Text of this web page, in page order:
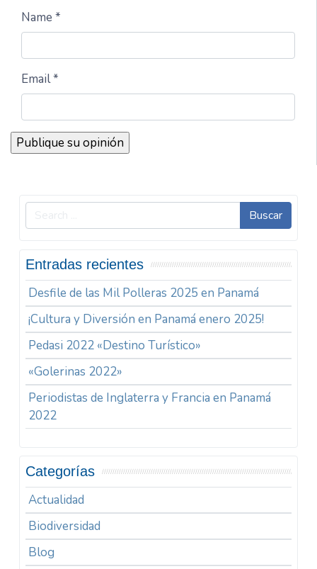
Name *
Email *
Buscar
Entradas recientes
Desfile de las Mil Polleras 2025 en Panamá
¡Cultura y Diversión en Panamá enero 2025!
Pedasi 2022 «Destino Turístico»
«Golerinas 2022»
Periodistas de Inglaterra y Francia en Panamá
2022
Categorías
Actualidad
Biodiversidad
Blog